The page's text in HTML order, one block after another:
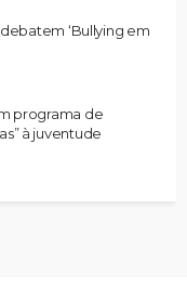
‘Bullying em
programa de
à juventude